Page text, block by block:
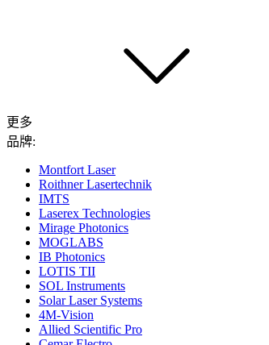
更多
品牌:
Montfort Laser
Roithner Lasertechnik
IMTS
Laserex Technologies
Mirage Photonics
MOGLABS
IB Photonics
LOTIS TII
SOL Instruments
Solar Laser Systems
4M-Vision
Allied Scientific Pro